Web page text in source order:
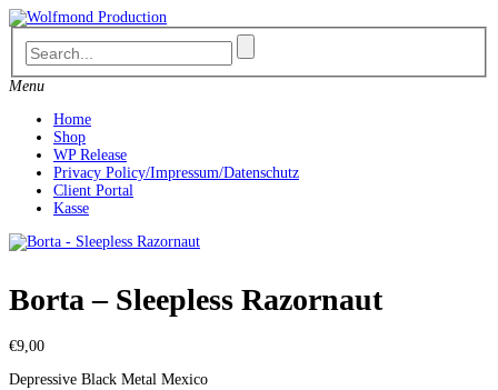
Skip
to
content
Menu
Home
Shop
WP Release
Privacy Policy/Impressum/Datenschutz
Client Portal
Kasse
Borta – Sleepless Razornaut
€9,00
Depressive Black Metal Mexico